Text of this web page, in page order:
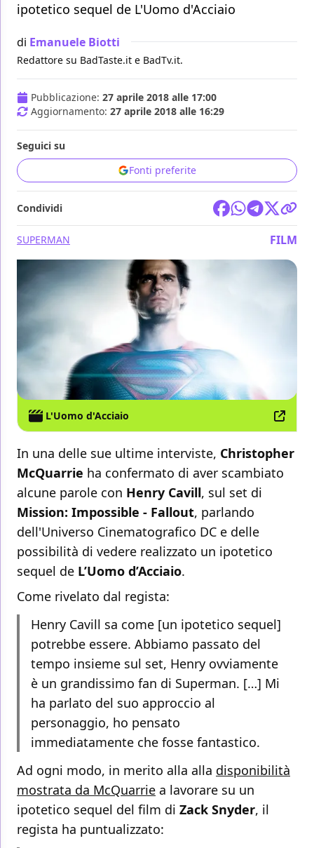
ipotetico sequel de L'Uomo d'Acciaio
di Emanuele Biotti
Redattore su BadTaste.it e BadTv.it.
Pubblicazione: 27 aprile 2018 alle 17:00
Aggiornamento: 27 aprile 2018 alle 16:29
Seguici su
Fonti preferite
Condividi
SUPERMAN FILM
L'Uomo d'Acciaio
In una delle sue ultime interviste, Christopher
McQuarrie ha confermato di aver scambiato
alcune parole con Henry Cavill, sul set di
Mission: Impossible - Fallout, parlando
dell'Universo Cinematografico DC e delle
possibilità di vedere realizzato un ipotetico
sequel de L’Uomo d’Acciaio.
Come rivelato dal regista:
Henry Cavill sa come [un ipotetico sequel]
potrebbe essere. Abbiamo passato del
tempo insieme sul set, Henry ovviamente
è un grandissimo fan di Superman. […] Mi
ha parlato del suo approccio al
personaggio, ho pensato
immediatamente che fosse fantastico.
Ad ogni modo, in merito alla alla disponibilità
mostrata da McQuarrie a lavorare su un
ipotetico sequel del film di Zack Snyder, il
regista ha puntualizzato: